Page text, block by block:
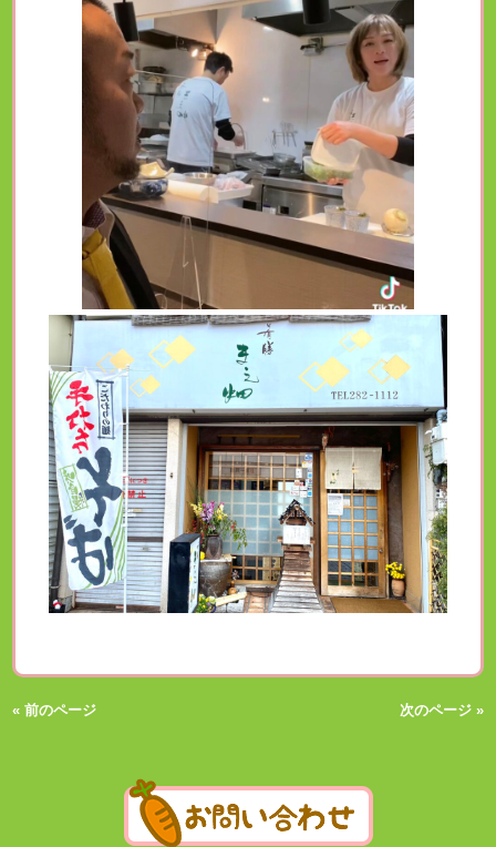
« 前のページ 次のページ »